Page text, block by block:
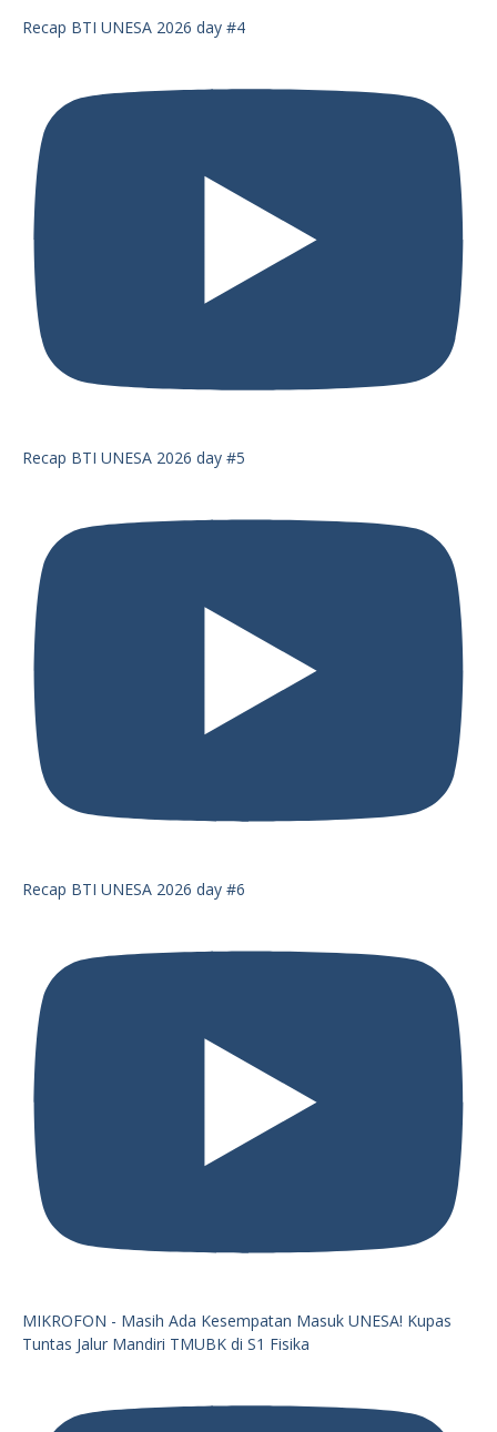
Recap BTI UNESA 2026 day #4
Recap BTI UNESA 2026 day #5
Recap BTI UNESA 2026 day #6
MIKROFON - Masih Ada Kesempatan Masuk UNESA! Kupas
Tuntas Jalur Mandiri TMUBK di S1 Fisika